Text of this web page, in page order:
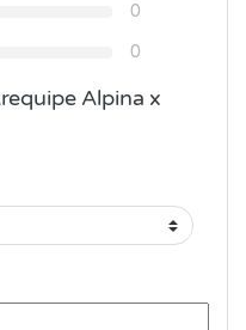
0
0
Alpina x